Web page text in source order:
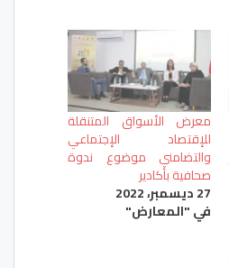
معرض الأسواق المتنقلة
للإقتصاد الإجتماعي
والتضامني موضوع ندوة
صحافية بأكادير
27 ديسمبر، 2022
في "المعارض"